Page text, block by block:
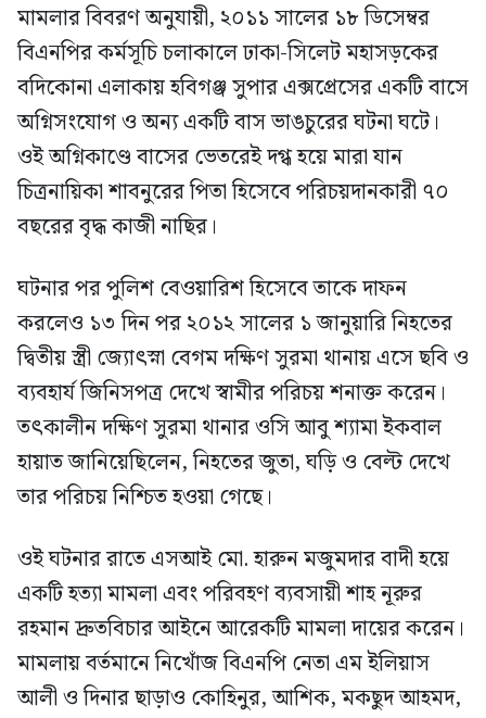
মামলার বিবরণ অনুযায়ী, ২০১১ সালের ১৮ ডিসেম্বর
বিএনপির কর্মসূচি চলাকালে ঢাকা-সিলেট মহাসড়কের
বদিকোনা এলাকায় হবিগঞ্জ সুপার এক্সপ্রেসের একটি বাসে
অগ্নিসংযোগ ও অন্য একটি বাস ভাঙচুরের ঘটনা ঘটে।
ওই অগ্নিকাণ্ডে বাসের ভেতরেই দগ্ধ হয়ে মারা যান
চিত্রনায়িকা শাবনুরের পিতা হিসেবে পরিচয়দানকারী ৭০
বছরের বৃদ্ধ কাজী নাছির।
ঘটনার পর পুলিশ বেওয়ারিশ হিসেবে তাকে দাফন
করলেও ১৩ দিন পর ২০১২ সালের ১ জানুয়ারি নিহতের
দ্বিতীয় স্ত্রী জ্যোৎস্না বেগম দক্ষিণ সুরমা থানায় এসে ছবি ও
ব্যবহার্য জিনিসপত্র দেখে স্বামীর পরিচয় শনাক্ত করেন।
তৎকালীন দক্ষিণ সুরমা থানার ওসি আবু শ্যামা ইকবাল
হায়াত জানিয়েছিলেন, নিহতের জুতা, ঘড়ি ও বেল্ট দেখে
তার পরিচয় নিশ্চিত হওয়া গেছে।
ওই ঘটনার রাতে এসআই মো. হারুন মজুমদার বাদী হয়ে
একটি হত্যা মামলা এবং পরিবহণ ব্যবসায়ী শাহ নূরুর
রহমান দ্রুতবিচার আইনে আরেকটি মামলা দায়ের করেন।
মামলায় বর্তমানে নিখোঁজ বিএনপি নেতা এম ইলিয়াস
আলী ও দিনার ছাড়াও কোহিনুর, আশিক, মকছুদ আহমদ,